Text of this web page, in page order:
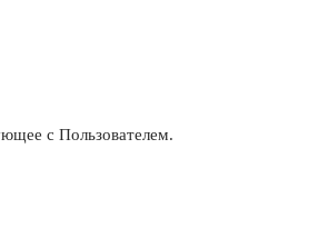
с Пользователем.